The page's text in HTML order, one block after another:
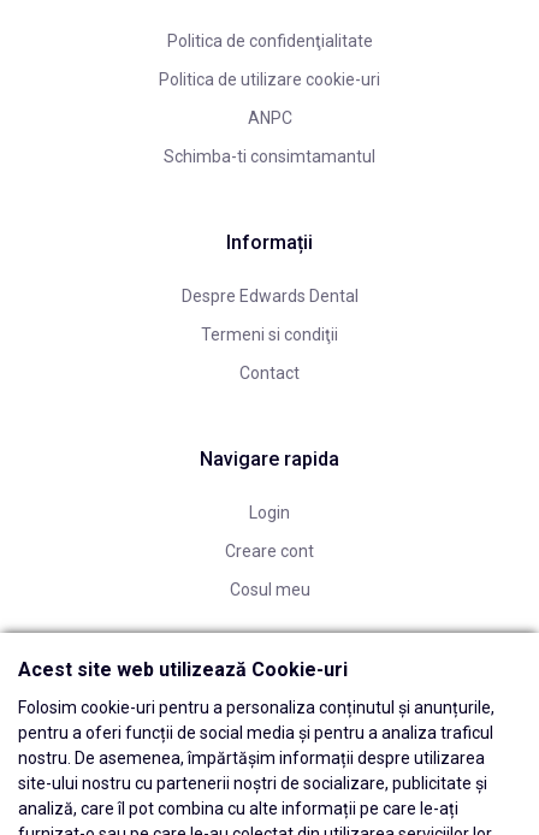
Politica de confidenţialitate
Politica de utilizare cookie-uri
ANPC
Schimba-ti consimtamantul
Informații
Despre Edwards Dental
Termeni si condiţii
Contact
Navigare rapida
Login
Creare cont
Cosul meu
Acest site web utilizează Cookie-uri
Folosim cookie-uri pentru a personaliza conținutul și anunțurile,
pentru a oferi funcții de social media și pentru a analiza traficul
nostru. De asemenea, împărtășim informații despre utilizarea
site-ului nostru cu partenerii noștri de socializare, publicitate și
analiză, care îl pot combina cu alte informații pe care le-ați